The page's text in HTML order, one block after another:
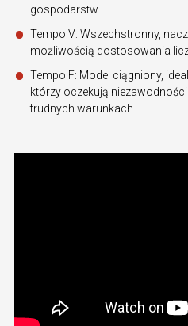
gospodarstw.
Tempo V: Wszechstronny,
możliwością dostosowania
Tempo F: Model ciągniony,
którzy oczekują
trudnych warunkach.